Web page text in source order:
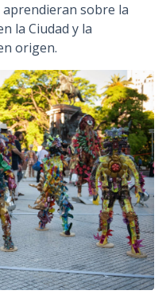
sobre la
la Ciudad y la
origen.